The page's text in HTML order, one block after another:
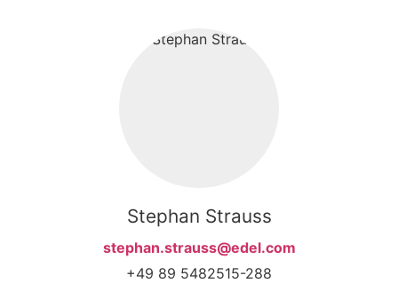
Stephan Strauss
stephan.strauss@edel.com
+49 89 5482515-288